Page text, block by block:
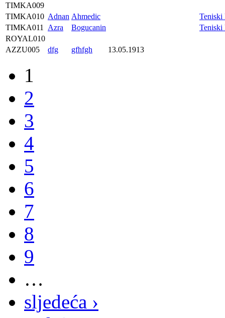
TIMKA009
TIMKA010 Adnan Ahmedic
TIMKA011
Azra Bogucanin
ROYAL010
AZZU005
dfg gfhfgh 13.05.1913
1
2
3
4
5
6
7
8
9
…
sljedeća ›